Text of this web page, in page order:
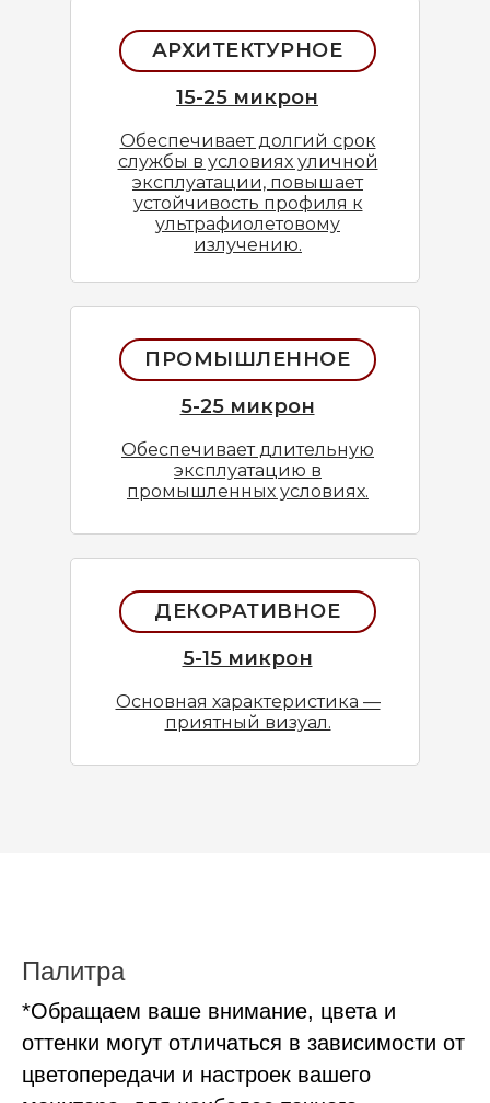
Обеспечивает долгий срок
службы в условиях уличной
эксплуатации, повышает
устойчивость профиля к
ультрафиолетовому
излучению.
15-25 микрон
АРХИТЕКТУРНОЕ
Обеспечивает длительную
эксплуатацию в
промышленных условиях.
5-25 микрон
ПРОМЫШЛЕННОЕ
Основная характеристика —
приятный визуал.
5-15 микрон
ДЕКОРАТИВНОЕ
Палитра
*Обращаем ваше внимание, цвета и
оттенки могут отличаться в зависимости от
цветопередачи и настроек вашего